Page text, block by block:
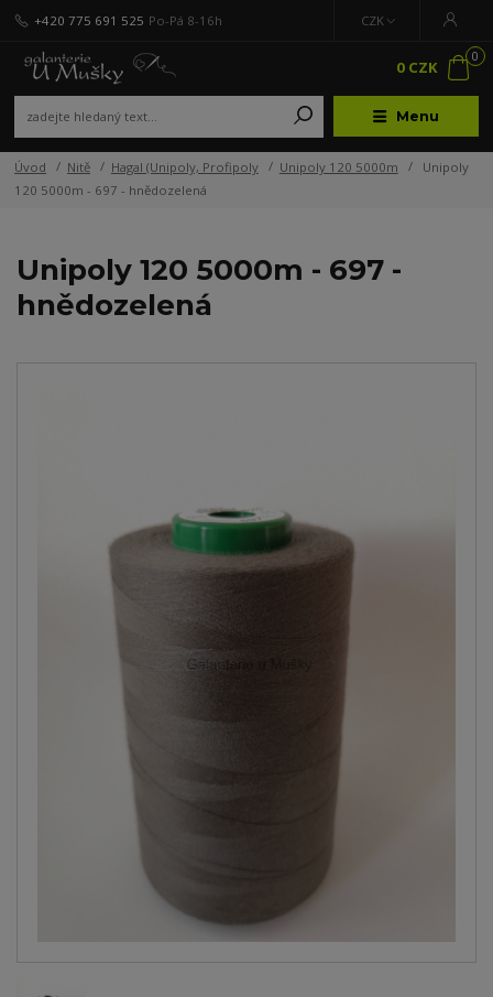
Menu
CZK
+420 775 691 525 Po-Pá 8-16h
0
0 CZK
Úvod Nitě Hagal (Unipoly, Profipoly Unipoly 120 5000m
Unipoly
120 5000m - 697 - hnědozelená
Unipoly 120 5000m - 697 -
hnědozelená